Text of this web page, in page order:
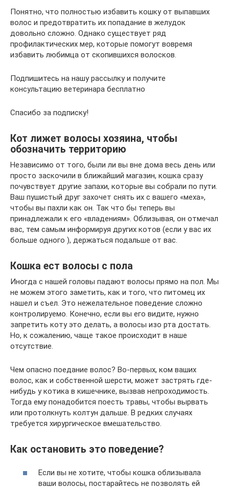
Понятно, что полностью избавить кошку от выпавших
волос и предотвратить их попадание в желудок
довольно сложно. Однако существует ряд
профилактических мер, которые помогут вовремя
избавить любимца от скопившихся волосков.
Подпишитесь на нашу рассылку и получите
консультацию ветеринара бесплатно
Спасибо за подписку!
Кот лижет волосы хозяина, чтобы
обозначить территорию
Независимо от того, были ли вы вне дома весь день или
просто заскочили в ближайший магазин, кошка сразу
почувствует другие запахи, которые вы собрали по пути.
Ваш пушистый друг захочет снять их с вашего «меха»,
чтобы вы пахли как он. Так что бы теперь вы
принадлежали к его «владениям». Облизывая, он отмечал
вас, тем самым информируя других котов (если у вас их
больше одного ), держаться подальше от вас.
Кошка ест волосы с пола
Иногда с нашей головы падают волосы прямо на пол. Мы
не можем этого заметить, как и того, что питомец их
нашел и съел. Это нежелательное поведение сложно
контролируемо. Конечно, если вы его видите, нужно
запретить коту это делать, а волосы изо рта достать.
Но, к сожалению, чаще такое происходит в наше
отсутствие.
Чем опасно поедание волос? Во-первых, ком ваших
волос, как и собственной шерсти, может застрять где-
нибудь у котика в кишечнике, вызвав непроходимость.
Тогда ему понадобится поесть травы, чтобы вырвать
или протолкнуть колтун дальше. В редких случаях
требуется хирургическое вмешательство.
Как остановить это поведение?
Если вы не хотите, чтобы кошка облизывала
ваши волосы, постарайтесь не позволять ей